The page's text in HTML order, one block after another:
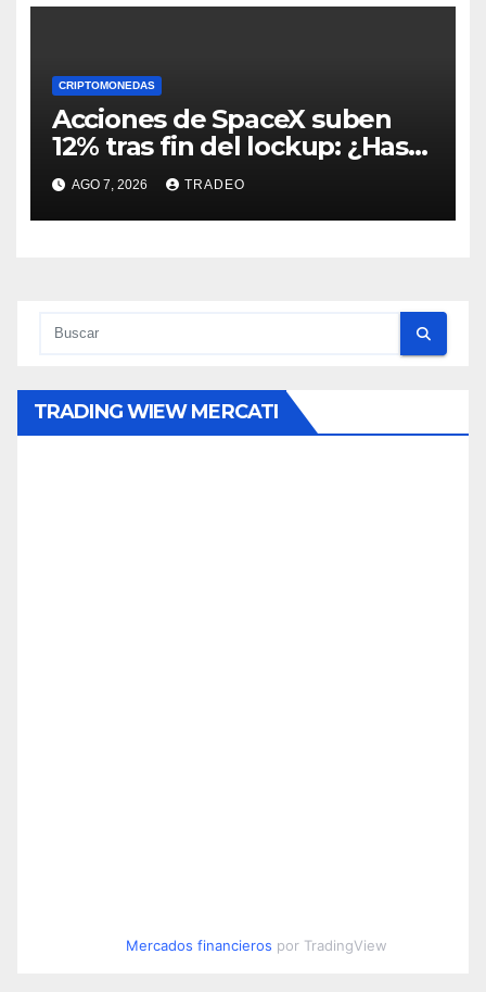
CRIPTOMONEDAS
Acciones de SpaceX suben
12% tras fin del lockup: ¿Hasta
dónde podrían llegar en
agosto?
AGO 7, 2026 TRADEO
TRADING WIEW MERCATI
Mercados financieros por TradingView